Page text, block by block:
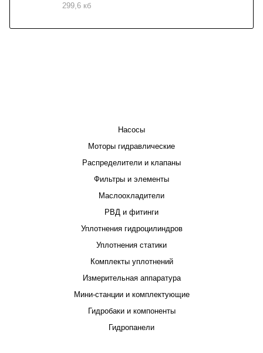
299,6 кб
Насосы
Моторы гидравлические
Распределители и клапаны
Фильтры и элементы
Маслоохладители
РВД и фитинги
Уплотнения гидроцилиндров
Уплотнения статики
Комплекты уплотнений
Измерительная аппаратура
Мини-станции и комплектующие
Гидробаки и компоненты
Гидропанели